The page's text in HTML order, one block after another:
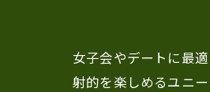
女子会やデートに最
射的を楽しめるユニ